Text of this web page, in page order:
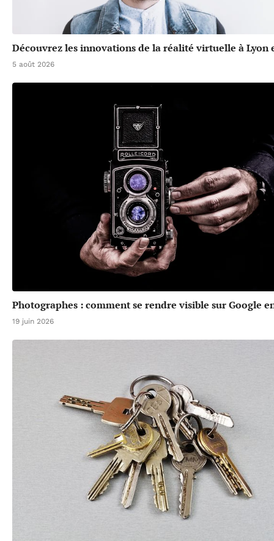
Découvrez les innovations de la réalité virtuelle à Lyon
5 août 2026
Photographes : comment se rendre visible sur Google
19 juin 2026